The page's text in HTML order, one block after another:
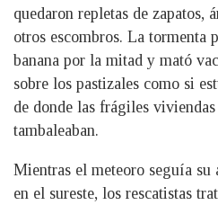
quedaron repletas de zapatos,
otros escombros. La tormenta
banana por la mitad y mató
sobre los pastizales como si
de donde las frágiles
tambaleaban.
Mientras el meteoro seguía su
en el sureste, los rescatistas